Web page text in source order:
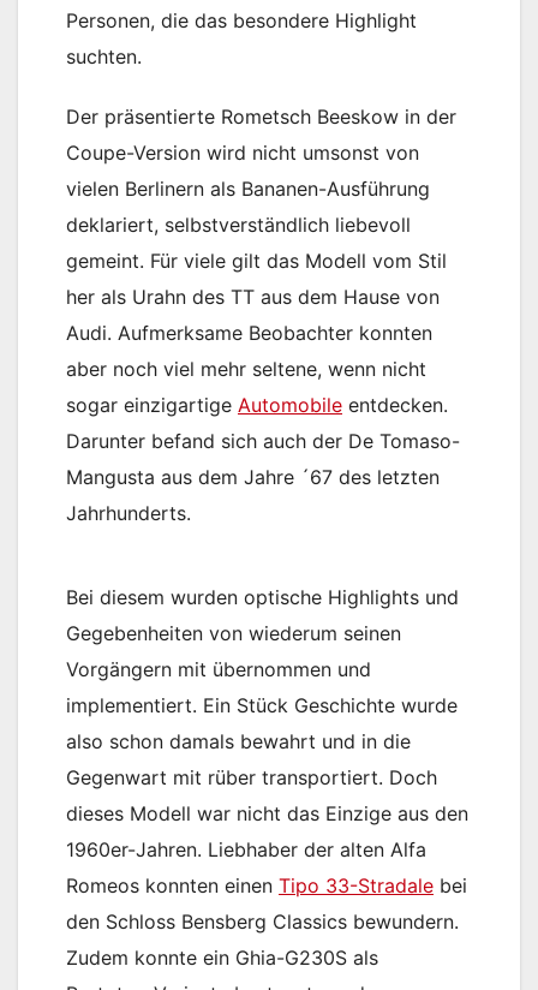
Personen, die das besondere Highlight
suchten.
Der präsentierte Rometsch Beeskow in der
Coupe-Version wird nicht umsonst von
vielen Berlinern als Bananen-Ausführung
deklariert, selbstverständlich liebevoll
gemeint. Für viele gilt das Modell vom Stil
her als Urahn des TT aus dem Hause von
Audi. Aufmerksame Beobachter konnten
aber noch viel mehr seltene, wenn nicht
sogar einzigartige Automobile entdecken.
Darunter befand sich auch der De Tomaso-
Mangusta aus dem Jahre ´67 des letzten
Jahrhunderts.
Bei diesem wurden optische Highlights und
Gegebenheiten von wiederum seinen
Vorgängern mit übernommen und
implementiert. Ein Stück Geschichte wurde
also schon damals bewahrt und in die
Gegenwart mit rüber transportiert. Doch
dieses Modell war nicht das Einzige aus den
1960er-Jahren. Liebhaber der alten Alfa
Romeos konnten einen Tipo 33-Stradale bei
den Schloss Bensberg Classics bewundern.
Zudem konnte ein Ghia-G230S als